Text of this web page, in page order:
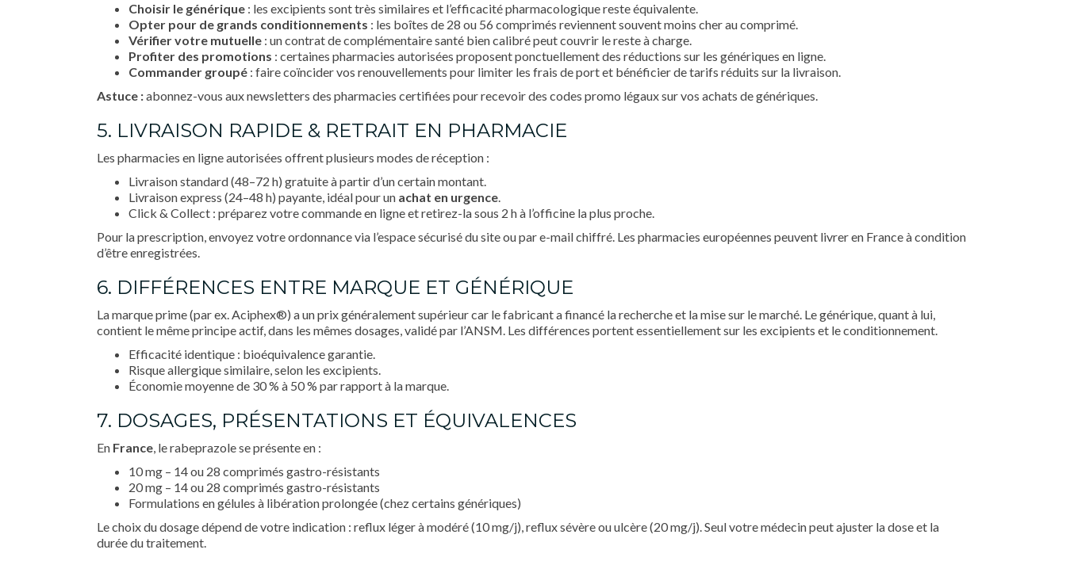
Choisir le générique : les excipients sont très similaires et l’efficacité pharmacologique reste équivalente.
Opter pour de grands conditionnements : les boîtes de 28 ou 56 comprimés reviennent souvent moins cher au comprimé.
Vérifier votre mutuelle : un contrat de complémentaire santé bien calibré peut couvrir le reste à charge.
Profiter des promotions : certaines pharmacies autorisées proposent ponctuellement des réductions sur les génériques en ligne.
Commander groupé : faire coïncider vos renouvellements pour limiter les frais de port et bénéficier de tarifs réduits sur la livraison.
Astuce :abonnez-vous aux newsletters des pharmacies certifiées pour recevoir des codes promo légaux sur vos achats de génériques.
5. LIVRAISON RAPIDE & RETRAIT EN PHARMACIE
Les pharmacies en ligne autorisées offrent plusieurs modes de réception :
Livraison standard (48–72 h) gratuite à partir d’un certain montant.
Livraison express (24–48 h) payante, idéal pour un achat en urgence.
Click & Collect : préparez votre commande en ligne et retirez-la sous 2 h à l’officine la plus proche.
Pour la prescription, envoyez votre ordonnance via l’espace sécurisé du site ou par e-mail chiffré. Les pharmacies européennes peuvent livrer en France à condition
d’être enregistrées.
6. DIFFÉRENCES ENTRE MARQUE ET GÉNÉRIQUE
La marque prime (par ex. Aciphex®) a un prix généralement supérieur car le fabricant a financé la recherche et la mise sur le marché. Le générique, quant à lui,
contient le même principe actif, dans les mêmes dosages, validé par l’ANSM. Les différences portent essentiellement sur les excipients et le conditionnement.
Efficacité identique : bioéquivalence garantie.
Risque allergique similaire, selon les excipients.
Économie moyenne de 30 % à 50 % par rapport à la marque.
7. DOSAGES, PRÉSENTATIONS ET ÉQUIVALENCES
En France, le rabeprazole se présente en :
10 mg – 14 ou 28 comprimés gastro-résistants
20 mg – 14 ou 28 comprimés gastro-résistants
Formulations en gélules à libération prolongée (chez certains génériques)
Le choix du dosage dépend de votre indication : reflux léger à modéré (10 mg/j), reflux sévère ou ulcère (20 mg/j). Seul votre médecin peut ajuster la dose et la
durée du traitement.